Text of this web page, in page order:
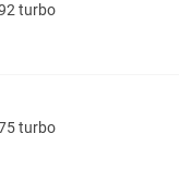
turbo
turbo